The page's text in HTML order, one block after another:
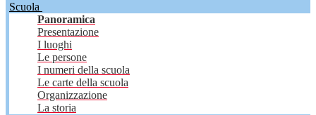
Scuola
Panoramica
Presentazione
I luoghi
Le persone
I numeri della scuola
Le carte della scuola
Organizzazione
La storia